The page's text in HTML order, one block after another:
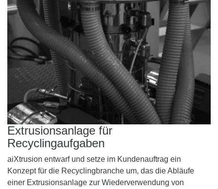
Extrusionsanlage für
Recyclingaufgaben
aiXtrusion entwarf und setze im Kundenauftrag ein
Konzept für die Recyclingbranche um, das die Abläufe
einer Extrusionsanlage zur Wiederverwendung von